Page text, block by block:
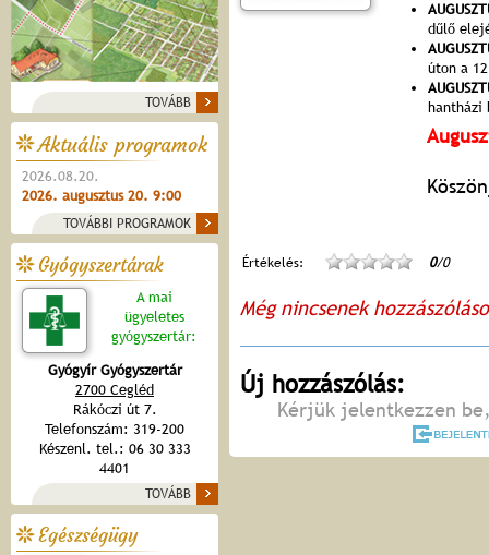
TOVÁBB
Aktuális programok
2026.08.20.
2026. augusztus 20. 9:00
TOVÁBBI PROGRAMOK
Gyógyszertárak
A mai
ügyeletes
gyógyszertár:
Gyógyír Gyógyszertár
2700 Cegléd
Rákóczi út 7.
Telefonszám: 319-200
Készenl. tel.: 06 30 333
4401
TOVÁBB
Egészségügy
dűlő
úton a
Értékelés: 0/0
Még nincsenek
Új hozzászólás:
Kérjük jelentkezzen